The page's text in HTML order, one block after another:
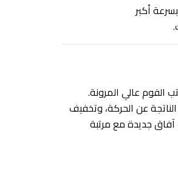
أكبر
الفوم عالي المرونة.
عن الحركة، وتخفيف
جديدة مع مرتبة